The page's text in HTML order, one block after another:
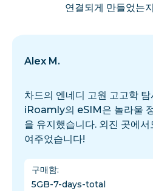
연결되게 만들었는
Alex M.
차드의 엔네디 고원 고고학
iRoamly의 eSIM은 놀라울
을 유지했습니다. 외진 곳에
여주었습니다!
구매함:
5GB-7-days-total